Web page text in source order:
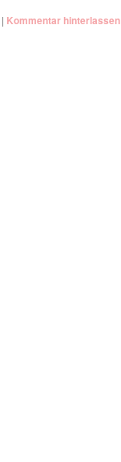
| Kommentar hinterlassen